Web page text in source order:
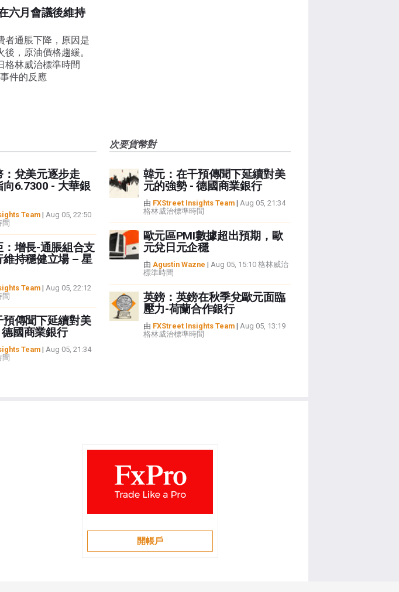
六月會議後維持
者通脹下降，原因是
，原油價格趨緩。
格林威治標準時間
件的反應
：兌美元逐步走
向6.7300 - 大華銀
Team| Aug 05, 22:50
：增長-通脹組合支
維持穩健立場 – 星
Team| Aug 05, 22:12
預傳聞下延續對美
國商業銀行
Team| Aug 05, 21:34
次要貨幣對
韓元：在干預傳聞下延續對美
元的強勢 - 德國商業銀行
由 FXStreet Insights Team| Aug 05, 21:34
格林威治標準時間
歐元區PMI數據超出預期，歐
元兌日元企穩
由 Agustin Wazne | Aug 05, 15:10 格林威治
標準時間
英鎊：英鎊在秋季兌歐元面臨
壓力-荷蘭合作銀行
由 FXStreet Insights Team| Aug 05, 13:19
格林威治標準時間
開帳戶